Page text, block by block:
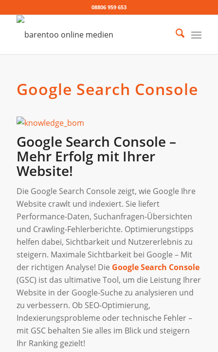
08806 959 653
Google Search Console
Google Search Console –
Mehr Erfolg mit Ihrer
Website!
Die Google Search Console zeigt, wie Google Ihre
Website crawlt und indexiert. Sie liefert
Performance-Daten, Suchanfragen-Übersichten
und Crawling-Fehlerberichte. Optimierungstipps
helfen dabei, Sichtbarkeit und Nutzererlebnis zu
steigern. Maximale Sichtbarkeit bei Google – Mit
der richtigen Analyse! Die Google Search Console
(GSC) ist das ultimative Tool, um die Leistung Ihrer
Website in der Google-Suche zu analysieren und
zu verbessern. Ob SEO-Optimierung,
Indexierungsprobleme oder technische Fehler –
mit GSC behalten Sie alles im Blick und steigern
Ihr Ranking gezielt!